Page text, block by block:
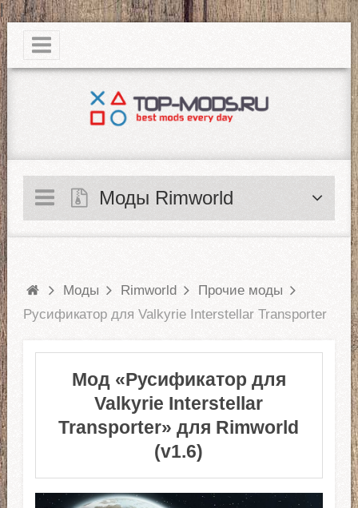
|
Моды Rimworld
Моды Rimworld
Прочие моды
Русификатор для Valkyrie Interstellar Transporter
Мод «Русификатор для
Valkyrie Interstellar
Transporter» для Rimworld
(v1.6)